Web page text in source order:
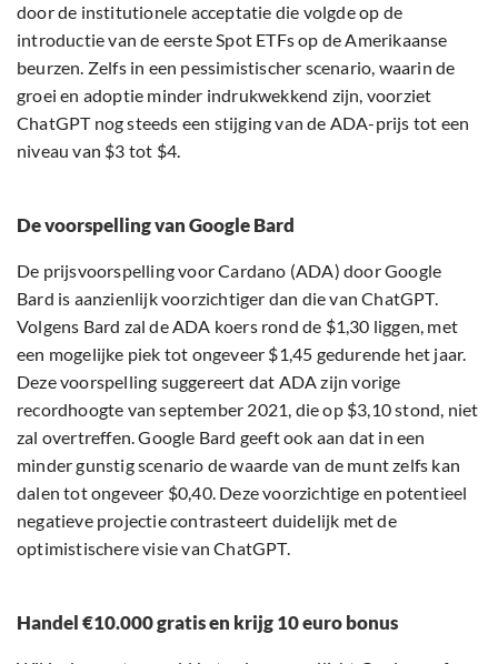
door de institutionele acceptatie die volgde op de
introductie van de eerste Spot ETFs op de Amerikaanse
beurzen. Zelfs in een pessimistischer scenario, waarin de
groei en adoptie minder indrukwekkend zijn, voorziet
ChatGPT nog steeds een stijging van de ADA-prijs tot een
niveau van $3 tot $4.
De voorspelling van Google Bard
De prijsvoorspelling voor Cardano (ADA) door Google
Bard is aanzienlijk voorzichtiger dan die van ChatGPT.
Volgens Bard zal de ADA koers rond de $1,30 liggen, met
een mogelijke piek tot ongeveer $1,45 gedurende het jaar.
Deze voorspelling suggereert dat ADA zijn vorige
recordhoogte van september 2021, die op $3,10 stond, niet
zal overtreffen. Google Bard geeft ook aan dat in een
minder gunstig scenario de waarde van de munt zelfs kan
dalen tot ongeveer $0,40. Deze voorzichtige en potentieel
negatieve projectie contrasteert duidelijk met de
optimistischere visie van ChatGPT.
Handel €10.000 gratis en krijg 10 euro bonus